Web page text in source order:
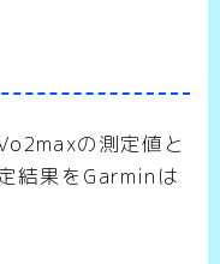
の測定値と
結果をGarminは